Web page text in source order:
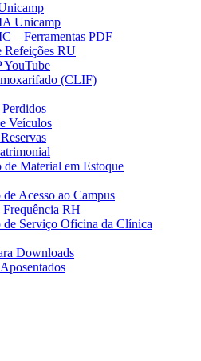
Unicamp
– Ferramentas PDF
Refeições RU
YouTube
(CLIF)
Veículos
de Material em Estoque
Acesso ao Campus
Frequência RH
de Serviço Oficina da Clínica
Downloads